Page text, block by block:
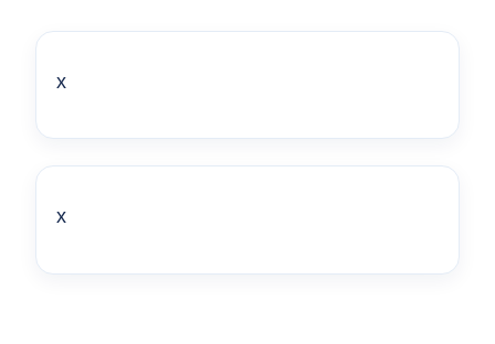
x
x